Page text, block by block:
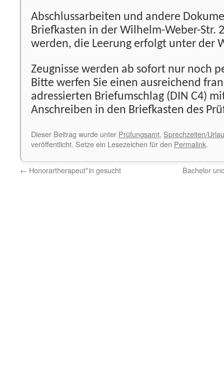
Abschlussarbeiten und andere
Briefkasten in der Wilhelm-Weber-Str.
werden, die Leerung erfolgt unter der
Zeugnisse werden ab sofort nur noch
Bitte werfen Sie einen ausreichend
adressierten Briefumschlag (DIN C4)
Anschreiben in den Briefkasten des
Dieser Beitrag wurde unter Prüfungsamt, Sprechzeiten/
veröffentlicht. Setze ein Lesezeichen für den Permalink.
← Honorartherapeut*in gesucht Bachelor